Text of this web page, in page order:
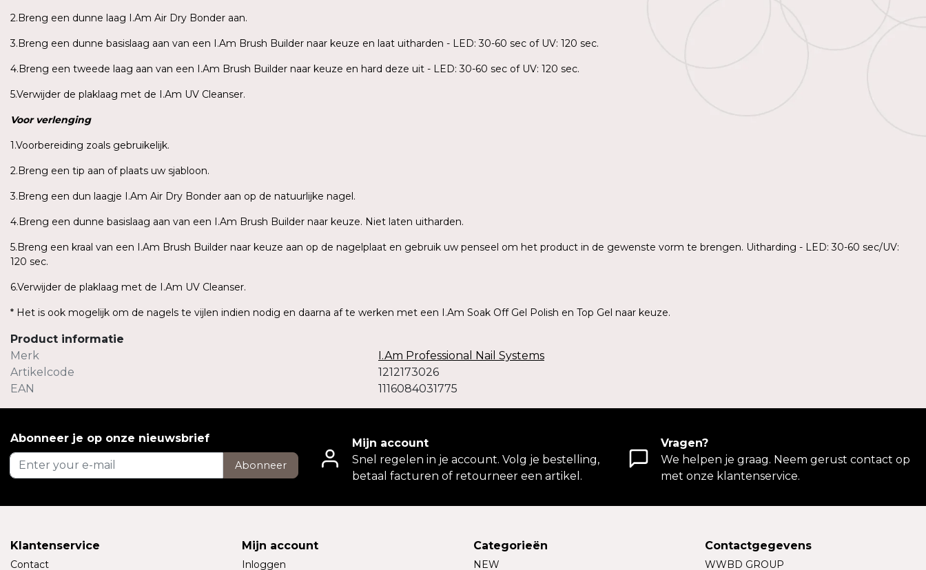
2.Breng een dunne laag I.Am Air Dry Bonder aan.
3.Breng een dunne basislaag aan van een I.Am Brush Builder naar keuze en laat uitharden - LED: 30-60 sec of UV: 120 sec.
4.Breng een tweede laag aan van een I.Am Brush Builder naar keuze en hard deze uit - LED: 30-60 sec of UV: 120 sec.
5.Verwijder de plaklaag met de I.Am UV Cleanser.
Voor verlenging
1.Voorbereiding zoals gebruikelijk.
2.Breng een tip aan of plaats uw sjabloon.
3.Breng een dun laagje I.Am Air Dry Bonder aan op de natuurlijke nagel.
4.Breng een dunne basislaag aan van een I.Am Brush Builder naar keuze. Niet laten uitharden.
5.Breng een kraal van een I.Am Brush Builder naar keuze aan op de nagelplaat en gebruik uw penseel om het product in de gewenste vorm te brengen. Uitharding - LED: 30-60 sec/UV:
120 sec.
6.Verwijder de plaklaag met de I.Am UV Cleanser.
* Het is ook mogelijk om de nagels te vijlen indien nodig en daarna af te werken met een I.Am Soak Off Gel Polish en Top Gel naar keuze.
Product informatie
Merk
I.Am Professional Nail Systems
Artikelcode
1212173026
EAN
1116084031775
Abonneer je op onze nieuwsbrief
Abonneer
Mijn account
Snel regelen in je account. Volg je bestelling,
betaal facturen of retourneer een artikel.
Vragen?
We helpen je graag. Neem gerust contact op
met onze klantenservice.
Klantenservice
Contact
Mijn account
Inloggen
Categorieën
NEW
Contactgegevens
WWBD GROUP